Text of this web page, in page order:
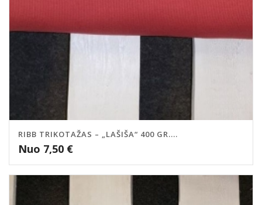
RIBB TRIKOTAŽAS – „LAŠIŠA“ 400 GR....
Nuo 7,50 €